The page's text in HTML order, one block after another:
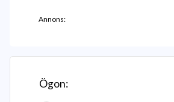
Annons:
Ögon: